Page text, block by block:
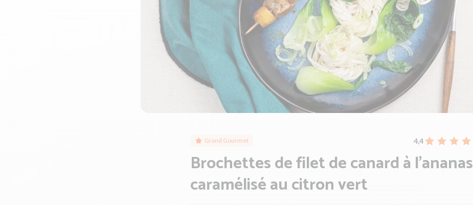
Grand Gourmet 4,4
Brochettes de filet de canard à l'ananas
caramélisé au citron vert